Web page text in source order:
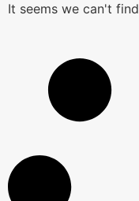
It seems we can't